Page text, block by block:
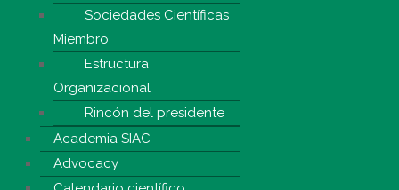
Sociedades Científicas
Miembro
Estructura
Organizacional
Rincón del presidente
Academia SIAC
Advocacy